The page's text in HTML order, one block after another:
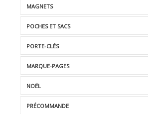
MAGNETS
POCHES ET SACS
PORTE-CLÉS
MARQUE-PAGES
NOËL
PRÉCOMMANDE